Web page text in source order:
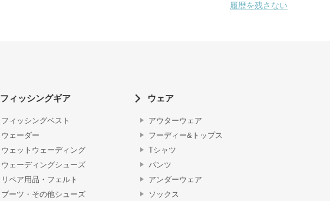
履歴を残さない
フィッシングギア
フィッシングベスト
ウェーダー
ウェットウェーディング
ウェーディングシューズ
リペア用品・フェルト
ブーツ・その他シューズ
ウェア
アウターウェア
フーディー&トップス
Tシャツ
パンツ
アンダーウェア
ソックス